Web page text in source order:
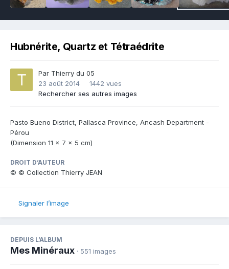
Hubnérite, Quartz et Tétraédrite
Par Thierry du 05
23 août 2014
1442 vues
Rechercher ses autres images
Pasto Bueno District, Pallasca Province, Ancash Department -
Pérou
(Dimension 11 x 7 x 5 cm)
DROIT D’AUTEUR
© © Collection Thierry JEAN
Signaler l’image
DEPUIS L’ALBUM
Mes Minéraux · 551 images